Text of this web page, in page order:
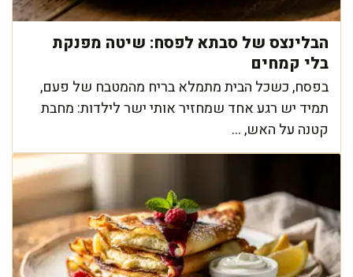
הבלינצס של סבתא לפסח: שיטה מפנקת
בלי קמחים
בפסח, כשכל הבית מתמלא בריח מהמטבח של פעם,
תמיד יש רגע אחד שמחזיר אותי ישר לילדות: מחבת
קטנה על האש, ...